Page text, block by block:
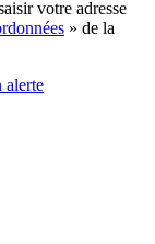
votre adresse
» de la